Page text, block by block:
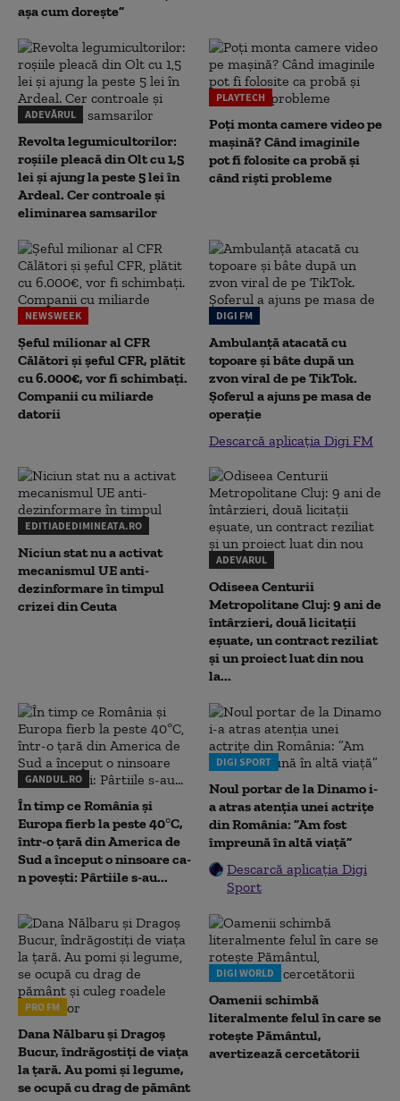
așa cum dorește”
ADEVĂRUL
Revolta legumicultorilor:
roșiile pleacă din Olt cu 1,5
lei și ajung la peste 5 lei în
Ardeal. Cer controale și
eliminarea samsarilor
PLAYTECH
Poți monta camere video pe
mașină? Când imaginile
pot fi folosite ca probă și
când riști probleme
NEWSWEEK
Șeful milionar al CFR
Călători și șeful CFR, plătit
cu 6.000€, vor fi schimbați.
Companii cu miliarde
datorii
DIGI FM
Ambulanță atacată cu
topoare și bâte după un
zvon viral de pe TikTok.
Șoferul a ajuns pe masa de
operație
Descarcă aplicația Digi FM
EDITIADEDIMINEATA.RO
Niciun stat nu a activat
mecanismul UE anti-
dezinformare în timpul
crizei din Ceuta
ADEVARUL
Odiseea Centurii
Metropolitane Cluj: 9 ani de
întârzieri, două licitații
eșuate, un contract reziliat
și un proiect luat din nou
la...
GANDUL.RO
În timp ce România și
Europa fierb la peste 40°C,
într-o țară din America de
Sud a început o ninsoare ca-
n povești: Pârtiile s-au...
DIGI SPORT
Noul portar de la Dinamo i-
a atras atenția unei actrițe
din România: ”Am fost
împreună în altă viață”
Descarcă aplicația Digi
Sport
PRO FM
Dana Nălbaru și Dragoș
Bucur, îndrăgostiți de viața
la țară. Au pomi și legume,
se ocupă cu drag de pământ
DIGI WORLD
Oamenii schimbă
literalmente felul în care se
rotește Pământul,
avertizează cercetătorii